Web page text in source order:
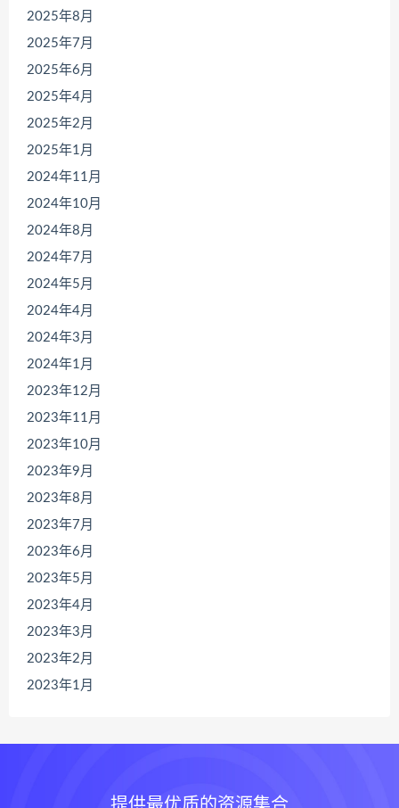
2025年8月
2025年7月
2025年6月
2025年4月
2025年2月
2025年1月
2024年11月
2024年10月
2024年8月
2024年7月
2024年5月
2024年4月
2024年3月
2024年1月
2023年12月
2023年11月
2023年10月
2023年9月
2023年8月
2023年7月
2023年6月
2023年5月
2023年4月
2023年3月
2023年2月
2023年1月